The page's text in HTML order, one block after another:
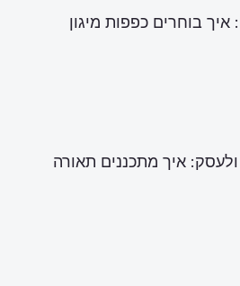
בוחרים כפפות מיגון
איך מתכננים תאורה